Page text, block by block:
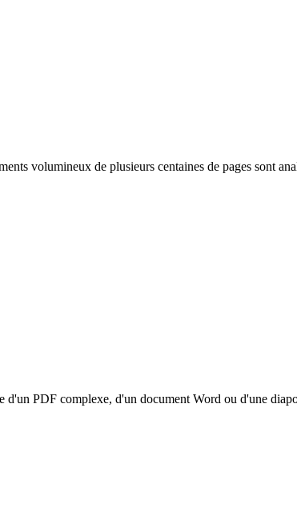
volumineux de plusieurs centaines de pages sont
d'un PDF complexe, d'un document Word ou d'une